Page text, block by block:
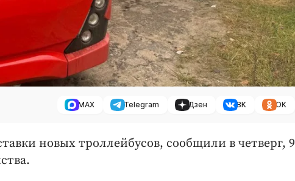
MAX Telegram Дзен ВК ОК
новых троллейбусов, сообщили в четверг, 9